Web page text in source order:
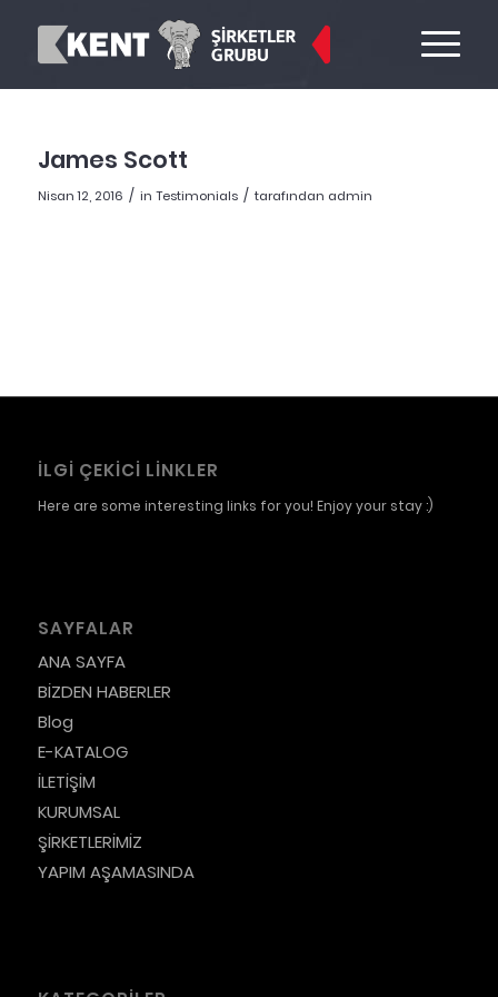
James Scott
Nisan 12, 2016 / in Testimonials / tarafından admin
İLGI ÇEKICI LINKLER
Here are some interesting links for you! Enjoy your stay :)
SAYFALAR
ANA SAYFA
BİZDEN HABERLER
Blog
E-KATALOG
İLETİŞİM
KURUMSAL
ŞİRKETLERİMİZ
YAPIM AŞAMASINDA